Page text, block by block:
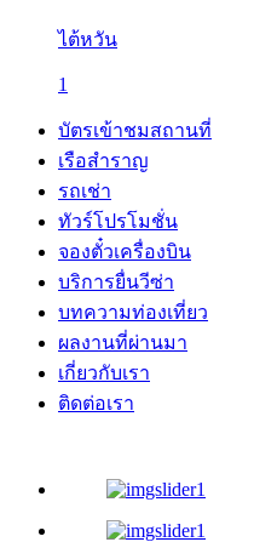
ไต้หวัน
1
บัตรเข้าชมสถานที่
เรือสำราญ
รถเช่า
ทัวร์โปรโมชั่น
จองตั๋วเครื่องบิน
บริการยื่นวีซ่า
บทความท่องเที่ยว
ผลงานที่ผ่านมา
เกี่ยวกับเรา
ติดต่อเรา